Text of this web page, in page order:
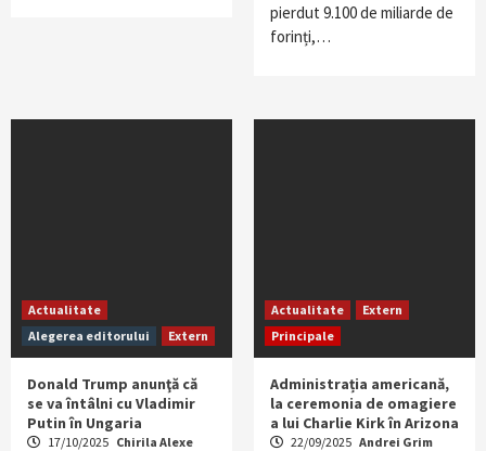
pierdut 9.100 de miliarde de
forinți,…
Actualitate
Alegerea editorului
Extern
Donald Trump anunţă că
se va întâlni cu Vladimir
Putin în Ungaria
17/10/2025 Chirila Alexe
Actualitate
Extern
Principale
Administrația americană,
la ceremonia de omagiere
a lui Charlie Kirk în Arizona
22/09/2025 Andrei Grim